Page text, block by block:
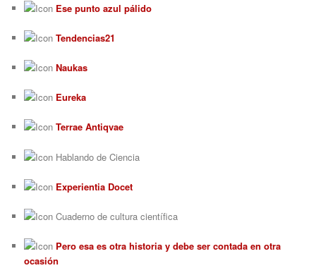
Ese punto azul pálido
Tendencias21
Naukas
Eureka
Terrae Antiqvae
Hablando de Ciencia
Experientia Docet
Cuaderno de cultura científica
Pero esa es otra historia y debe ser contada en otra
ocasión